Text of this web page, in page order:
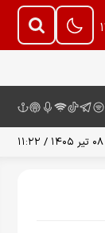
۰۸ تیر ۱۴۰۵ / ۱۱:۲۲